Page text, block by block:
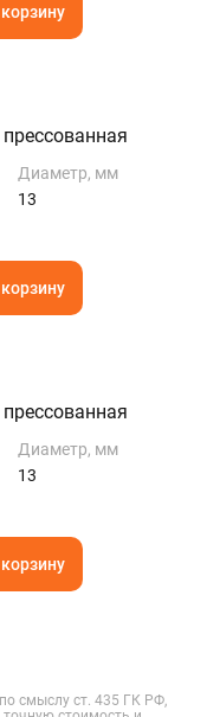
Диаметр, мм
13
Диаметр, мм
13
смыслу ст. 435 ГК РФ,